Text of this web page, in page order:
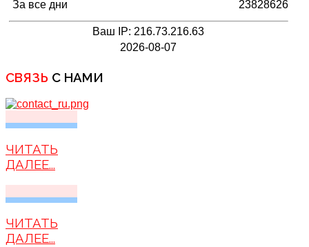
За все дни 23828626
Ваш IP: 216.73.216.63
2026-08-07
СВЯЗЬ С НАМИ
ЧИТАТЬ
ДАЛЕЕ...
ЧИТАТЬ
ДАЛЕЕ...